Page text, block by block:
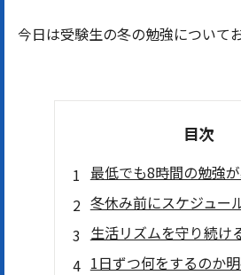
今日は受験生の冬の勉強について
目次
最低でも8時間の勉強が
冬休み前にスケジュー
生活リズムを守り続け
1日ずつ何をするのか